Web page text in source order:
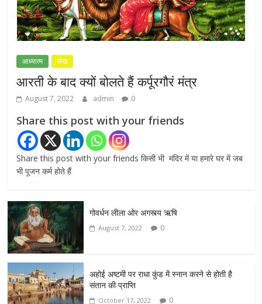
NEET-UG प्रदर्शन मामले में दिल्ली सरकार का बड़ा
फैसला, 13 FIR मामलों में प्रदर्शनकारियों को राहत
July 31, 2026 0
आध्यात्म लेख
आरती के बाद क्यों बोलते हैं कर्पूरगौरं मंत्र
August 7, 2022 admin 0
Share this post with your friends
Share this post with your friends किसी भी मंदिर में या हमारे घर में जब
भी पूजन कर्म होते हैं
गोवर्धन लीला ओर अगस्त्य ऋषि
August 7, 2022 0
अहोई अष्टमी पर राधा कुंड में स्नान करने से होती है
संतान की प्राप्ति
October 17, 2022 0